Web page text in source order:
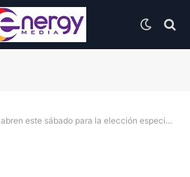
este sábado para la elección especial de noviembre